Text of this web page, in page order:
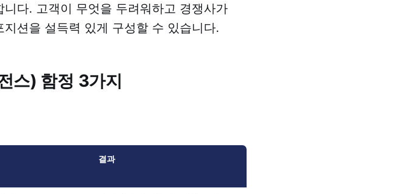
다. 고객이 무엇을 두려워하고 경쟁사가
션을 설득력 있게 구성할 수 있습니다.
스) 함정 3가지
결과